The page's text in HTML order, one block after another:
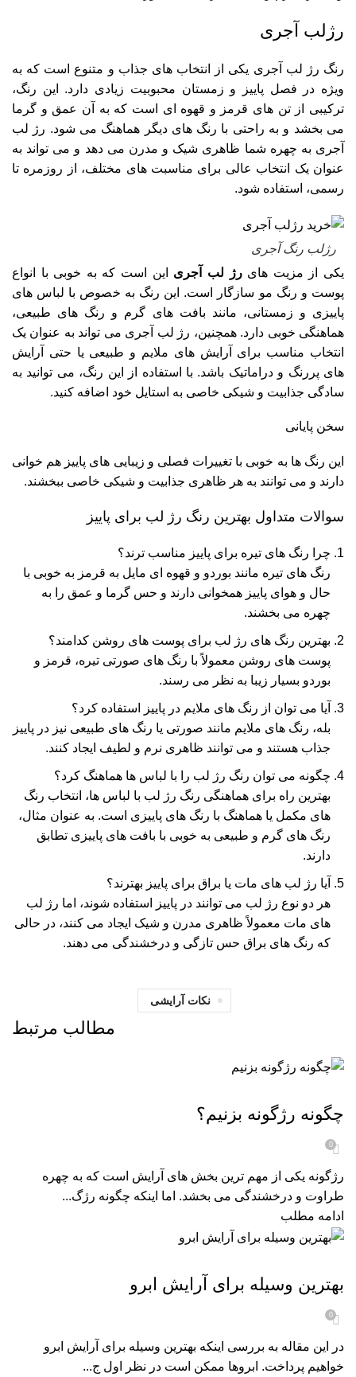
رژلب آجری
رنگ رژ لب آجری یکی از انتخاب‌ های جذاب و متنوع است که به‌
ویژه در فصل پاییز و زمستان محبوبیت زیادی دارد. این رنگ،
ترکیبی از تن‌ های قرمز و قهوه‌ ای است که به آن عمق و گرما
می‌ بخشد و به راحتی با رنگ‌ های دیگر هماهنگ می‌ شود. رژ لب
آجری به چهره شما ظاهری شیک و مدرن می‌ دهد و می‌ تواند به
عنوان یک انتخاب عالی برای مناسبت‌ های مختلف، از روزمره تا
رسمی، استفاده شود.
رژلب رنگ آجری
یکی از مزیت‌ هایرژ لب آجری این است که به خوبی با انواع
پوست و رنگ مو سازگار است. این رنگ به خصوص با لباس‌ های
پاییزی و زمستانی، مانند بافت‌ های گرم و رنگ‌ های طبیعی،
هماهنگی خوبی دارد. همچنین، رژ لب آجری می‌ تواند به عنوان یک
انتخاب مناسب برای آرایش‌ های ملایم و طبیعی یا حتی آرایش‌
های پررنگ و دراماتیک باشد. با استفاده از این رنگ، می‌ توانید به
سادگی جذابیت و شیکی خاصی به استایل خود اضافه کنید.
سخن پایانی
این رنگ‌ ها به‌ خوبی با تغییرات فصلی و زیبایی‌ های پاییز هم‌ خوانی
دارند و می‌ توانند به هر ظاهری جذابیت و شیکی خاصی ببخشند.
سوالات متداول بهترین رنگ رژ لب برای پاییز
چرا رنگ‌ های تیره برای پاییز مناسب‌ ترند؟
رنگ‌ های تیره مانند بوردو و قهوه‌ ای مایل به قرمز به خوبی با
حال و هوای پاییز همخوانی دارند و حس گرما و عمق را به
چهره می‌ بخشند.
بهترین رنگ‌ های رژ لب برای پوست‌ های روشن کدامند؟
پوست‌ های روشن معمولاً با رنگ‌ های صورتی تیره، قرمز و
بوردو بسیار زیبا به نظر می‌ رسند.
آیا می‌ توان از رنگ‌ های ملایم در پاییز استفاده کرد؟
بله، رنگ‌ های ملایم مانند صورتی یا رنگ‌ های طبیعی نیز در پاییز
جذاب هستند و می‌ توانند ظاهری نرم و لطیف ایجاد کنند.
چگونه می‌ توان رنگ رژ لب را با لباس‌ ها هماهنگ کرد؟
بهترین راه برای هماهنگی رنگ رژ لب با لباس‌ ها، انتخاب رنگ‌
های مکمل یا هماهنگ با رنگ‌ های پاییزی است. به عنوان مثال،
رنگ‌ های گرم و طبیعی به خوبی با بافت‌ های پاییزی تطابق
دارند.
آیا رژ لب‌ های مات یا براق برای پاییز بهترند؟
هر دو نوع رژ لب می‌ توانند در پاییز استفاده شوند، اما رژ لب‌
های مات معمولاً ظاهری مدرن و شیک ایجاد می‌ کنند، در حالی
که رنگ‌ های براق حس تازگی و درخشندگی می‌ دهند.
نکات آرایشی
مطالب مرتبط
چگونه رژگونه بزنیم؟
0
رژگونه یکی از مهم‌ ترین بخش‌ های آرایش است که به چهره
طراوت و درخشندگی می‌ بخشد. اما اینکه چگونه رژگ...
ادامه مطلب
بهترین وسیله برای آرایش ابرو
0
در این مقاله به بررسی اینکه بهترین وسیله برای آرایش ابرو
خواهیم پرداخت. ابروها ممکن است در نظر اول ج...